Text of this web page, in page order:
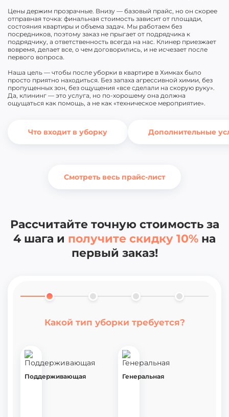
Цены держим прозрачные. Внизу — базовый прайс, но он скорее
отправная точка: финальная стоимость зависит от площади,
состояния квартиры и объема задач. Мы работаем без
посредников, поэтому заказ не прыгает от подрядчика к
подрядчику, а ответственность всегда на нас. Клинер приезжает
вовремя, делает все, о чем договорились, и не исчезает после
первого вопроса.
Наша цель — чтобы после уборки в квартире в Химках было
просто приятно находиться. Без запаха агрессивной химии, без
пропущенных зон, без ощущения «все сделали на скорую руку».
Да, клининг — это услуга, но по-хорошему она должна
ощущаться как помощь, а не как «техническое мероприятие».
Что входит в уборку Дополнительные
Смотреть весь прайс-лист
Рассчитайте точную стоимость за
4 шага и получите скидку 10% на
первый заказ!
Какой тип уборки требуется?
Поддерживающая Генеральная
Квартира
65
Мойка окон
Ваша скидка 10%